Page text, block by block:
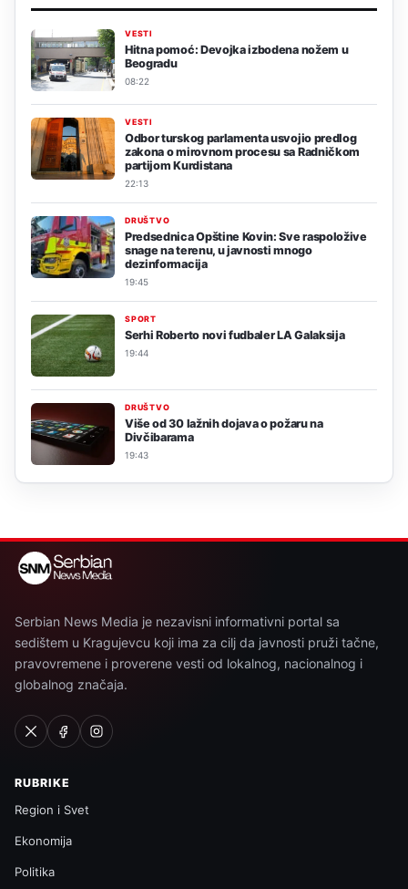
VESTI
Hitna pomoć: Devojka izbodena nožem u
Beogradu
08:22
VESTI
Odbor turskog parlamenta usvojio predlog
zakona o mirovnom procesu sa Radničkom
partijom Kurdistana
22:13
DRUŠTVO
Predsednica Opštine Kovin: Sve raspoložive
snage na terenu, u javnosti mnogo
dezinformacija
19:45
SPORT
Serhi Roberto novi fudbaler LA Galaksija
19:44
DRUŠTVO
Više od 30 lažnih dojava o požaru na
Divčibarama
19:43
Serbian News Media je nezavisni informativni portal sa
sedištem u Kragujevcu koji ima za cilj da javnosti pruži tačne,
pravovremene i proverene vesti od lokalnog, nacionalnog i
globalnog značaja.
RUBRIKE
Region i Svet
Ekonomija
Politika